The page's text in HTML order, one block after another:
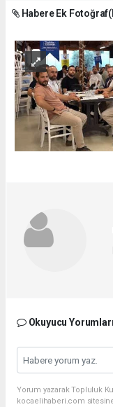
Habere Ek
Okuyucu Yorumları
Yorum yazarak Topluluk
kocaelihaberi.com sitesine